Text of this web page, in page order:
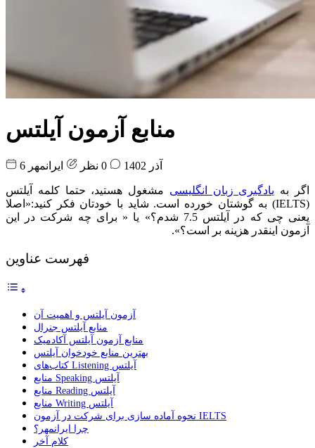
منابع آزمون آیلتس
6 آذر 1402 ایرانمهر
اگر به یادگیری زبان انگلیسی مشغول هستید، حتما کلمه‌ آیلتس
(IELTS) به گوشتان خورده است. شاید با خودتان فکر کنید:«اصلا
یعنی چی که در آیلتس 7.5 شدم؟» یا « برای چه شرکت در این
آزمون اینقدر هزینه بر است؟».
فهرست عناوین
آزمون آیلتس و اهمیت آن
منابع آیلتس جنرال
منابع آزمون آیلتس آکادمیک
بهترین منابع خودخوان آیلتس
کتاب‌های Listening آیلتس
منابع Speaking آیلتس
منابع Reading آیلتس
منابع Writing آیلتس
نحوه آماده سازی برای شرکت در آزمون IELTS
چرا ایرانمهر؟
کلام آخر